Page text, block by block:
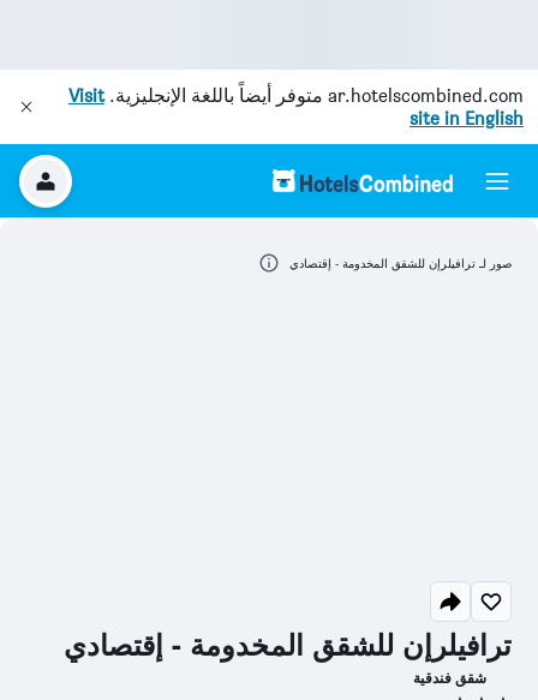
ar.hotelscombined.com متوفر أيضاً باللغة الإنجليزية.Visit
site in English
ترافيلرإن للشقق المخدومة - إقتصادي
شقق فندقية
صور لـ ترافيلرإن للشقق المخدومة - إقتصادي